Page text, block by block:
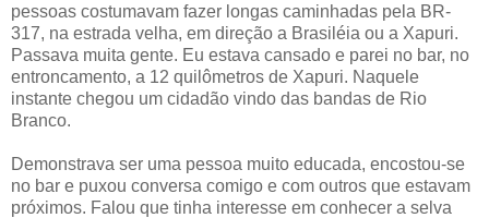
pessoas costumavam fazer longas caminhadas pela BR-
317, na estrada velha, em direção a Brasiléia ou a Xapuri.
Passava muita gente. Eu estava cansado e parei no bar, no
entroncamento, a 12 quilômetros de Xapuri. Naquele
instante chegou um cidadão vindo das bandas de Rio
Branco.
Demonstrava ser uma pessoa muito educada, encostou-se
no bar e puxou conversa comigo e com outros que estavam
próximos. Falou que tinha interesse em conhecer a selva